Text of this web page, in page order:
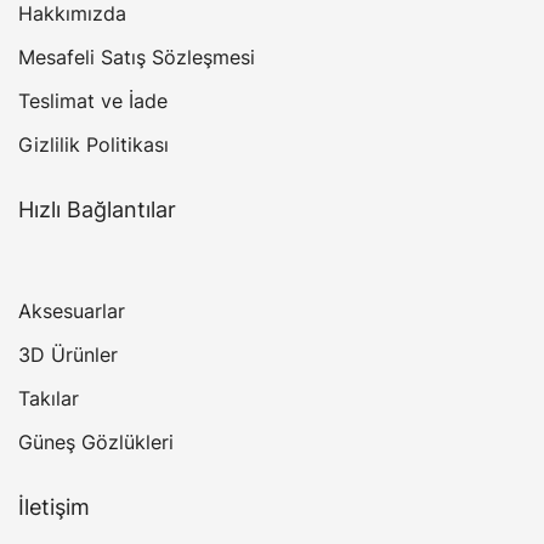
Hakkımızda
Mesafeli Satış Sözleşmesi
Teslimat ve İade
Gizlilik Politikası
Hızlı Bağlantılar
Aksesuarlar
3D Ürünler
Takılar
Güneş Gözlükleri
İletişim